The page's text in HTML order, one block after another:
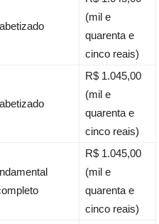
(mil e
quarenta e
cinco reais)
R$ 1.045,00
(mil e
quarenta e
cinco reais)
R$ 1.045,00
(mil e
quarenta e
cinco reais)